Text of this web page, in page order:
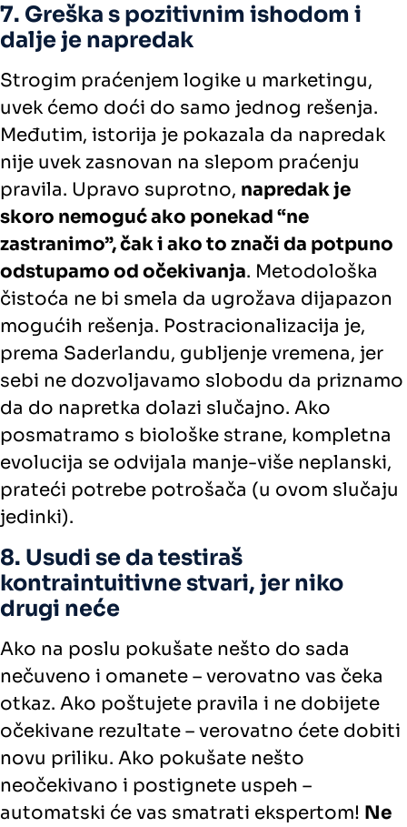
7. Greška s pozitivnim ishodom i
dalje je napredak
Strogim praćenjem logike u marketingu,
uvek ćemo doći do samo jednog rešenja.
Međutim, istorija je pokazala da napredak
nije uvek zasnovan na slepom praćenju
pravila. Upravo suprotno, napredak je
skoro nemoguć ako ponekad “ne
zastranimo”, čak i ako to znači da potpuno
odstupamo od očekivanja. Metodološka
čistoća ne bi smela da ugrožava dijapazon
mogućih rešenja. Postracionalizacija je,
prema Saderlandu, gubljenje vremena, jer
sebi ne dozvoljavamo slobodu da priznamo
da do napretka dolazi slučajno. Ako
posmatramo s biološke strane, kompletna
evolucija se odvijala manje-više neplanski,
prateći potrebe potrošača (u ovom slučaju
jedinki).
8. Usudi se da testiraš
kontraintuitivne stvari, jer niko
drugi neće
Ako na poslu pokušate nešto do sada
nečuveno i omanete – verovatno vas čeka
otkaz. Ako poštujete pravila i ne dobijete
očekivane rezultate – verovatno ćete dobiti
novu priliku. Ako pokušate nešto
neočekivano i postignete uspeh –
automatski će vas smatrati ekspertom! Ne